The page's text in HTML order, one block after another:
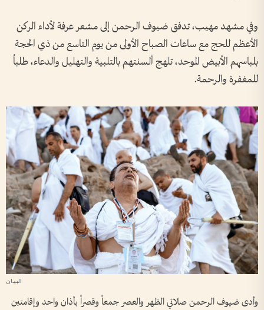
وفي مشهد مهيب، تدفق ضيوف الرحمن إلى مشعر عرفة لأداء الركن
الأعظم للحج مع ساعات الصباح الأولى من يوم التاسع من ذي الحجة
بلباسهم الأبيض الموحد، تلهج ألسنتهم بالتلبية والتهليل والدعاء، طلباً
للمغفرة والرحمة.
وأدى ضيوف الرحمن صلاتي الظهر والعصر جمعاً وقصراً بأذان واحد وإقامتين